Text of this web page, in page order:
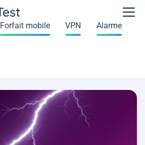
Forfait mobile VPN Alarme